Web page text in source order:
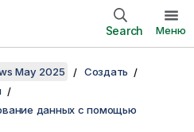
Search Меню
May 2025
Создать
данных с помощью